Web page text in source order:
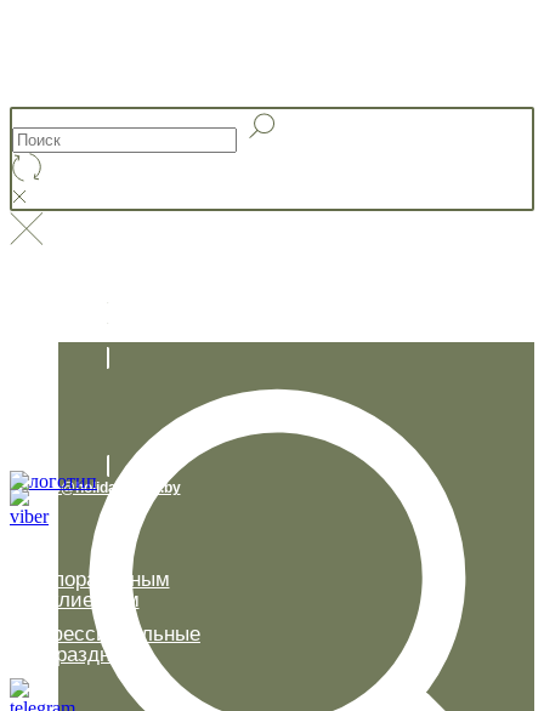
info@holidaystory.by
Корпоративным
клиентам
Профессиональные
праздники